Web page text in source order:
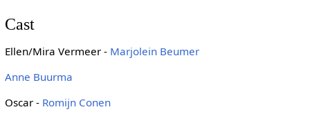
Cast
Ellen/Mira Vermeer - Marjolein Beumer
Anne Buurma
Oscar - Romijn Conen